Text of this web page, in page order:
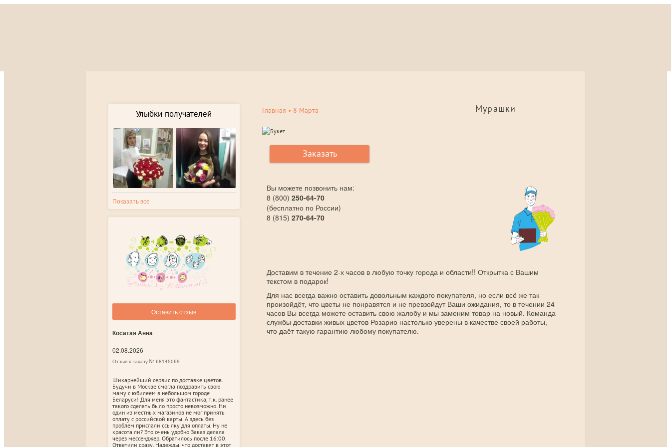
Улыбки получателей
Показать все
Оставить отзыв
Косатая Анна
02.08.2026
Отзыв к заказу № 68145069
Шикарнейший сервис по доставке цветов.
Будучи в Москве смогла поздравить свою
маму с юбилеем в небольшом городе
Беларуси! Для меня это фантастика, т.к. ранее
такого сделать было просто невозможно. Ни
один из местных магазинов не мог принять
оплату с российской карты. А здесь без
проблем прислали ссылку для оплаты. Ну не
красота ли? Это очень удобно Заказ делала
через мессенджер. Обратилось после 16:00.
Ответили сразу. Надежды, что доставят в этот
Главная • 8 Марта Мурашки
Заказать
Вы можете позвонить нам:
8 (800)250-64-70
(бесплатно по России)
8 (815)270-64-70
Доставим в течение 2-х часов в любую точку города и области!! Открытка с Вашим
текстом в подарок!
Для нас всегда важно оставить довольным каждого покупателя, но если всё же так
произойдёт, что цветы не понравятся и не превзойдут Ваши ожидания, то в течении 24
часов Вы всегда можете оставить свою жалобу и мы заменим товар на новый. Команда
службы доставки живых цветов Розарио настолько уверены в качестве своей работы,
что даёт такую гарантию любому покупателю.